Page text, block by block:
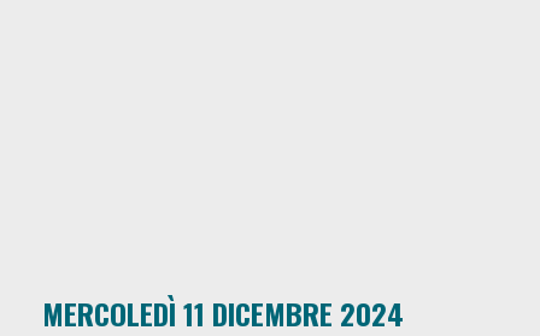
MERCOLEDÌ 11 DICEMBRE 2024